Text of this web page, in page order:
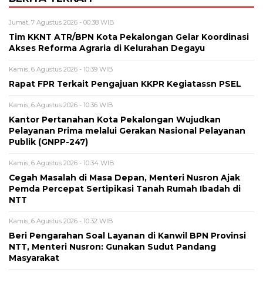
Jumat, 7 Agustus 2026 - 00:38 WIB
Tim KKNT ATR/BPN Kota Pekalongan Gelar Koordinasi
Akses Reforma Agraria di Kelurahan Degayu
Kamis, 6 Agustus 2026 - 10:39 WIB
Rapat FPR Terkait Pengajuan KKPR Kegiatassn PSEL
Kamis, 6 Agustus 2026 - 10:36 WIB
Kantor Pertanahan Kota Pekalongan Wujudkan
Pelayanan Prima melalui Gerakan Nasional Pelayanan
Publik (GNPP-247)
Kamis, 6 Agustus 2026 - 10:34 WIB
Cegah Masalah di Masa Depan, Menteri Nusron Ajak
Pemda Percepat Sertipikasi Tanah Rumah Ibadah di
NTT
Kamis, 6 Agustus 2026 - 10:32 WIB
Beri Pengarahan Soal Layanan di Kanwil BPN Provinsi
NTT, Menteri Nusron: Gunakan Sudut Pandang
Masyarakat